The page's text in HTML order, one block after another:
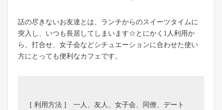
話の尽きないお友達とは、ランチからのスイーツタイムに
突入し、いつも長居してしまいます☆とにかく1人利用か
ら、打合せ、女子会などシチュエーションに合わせた使い
方にとっても便利なカフェです。
[ 利用方法 ] 一人、友人、女子会、同僚、デート